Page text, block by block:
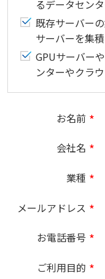
るデータセン
既存サーバー
サーバーを集
GPUサーバー
ンターやクラ
お名前 *
会社名 *
業種 *
メールアドレス *
お電話番号 *
ご利用目的 *